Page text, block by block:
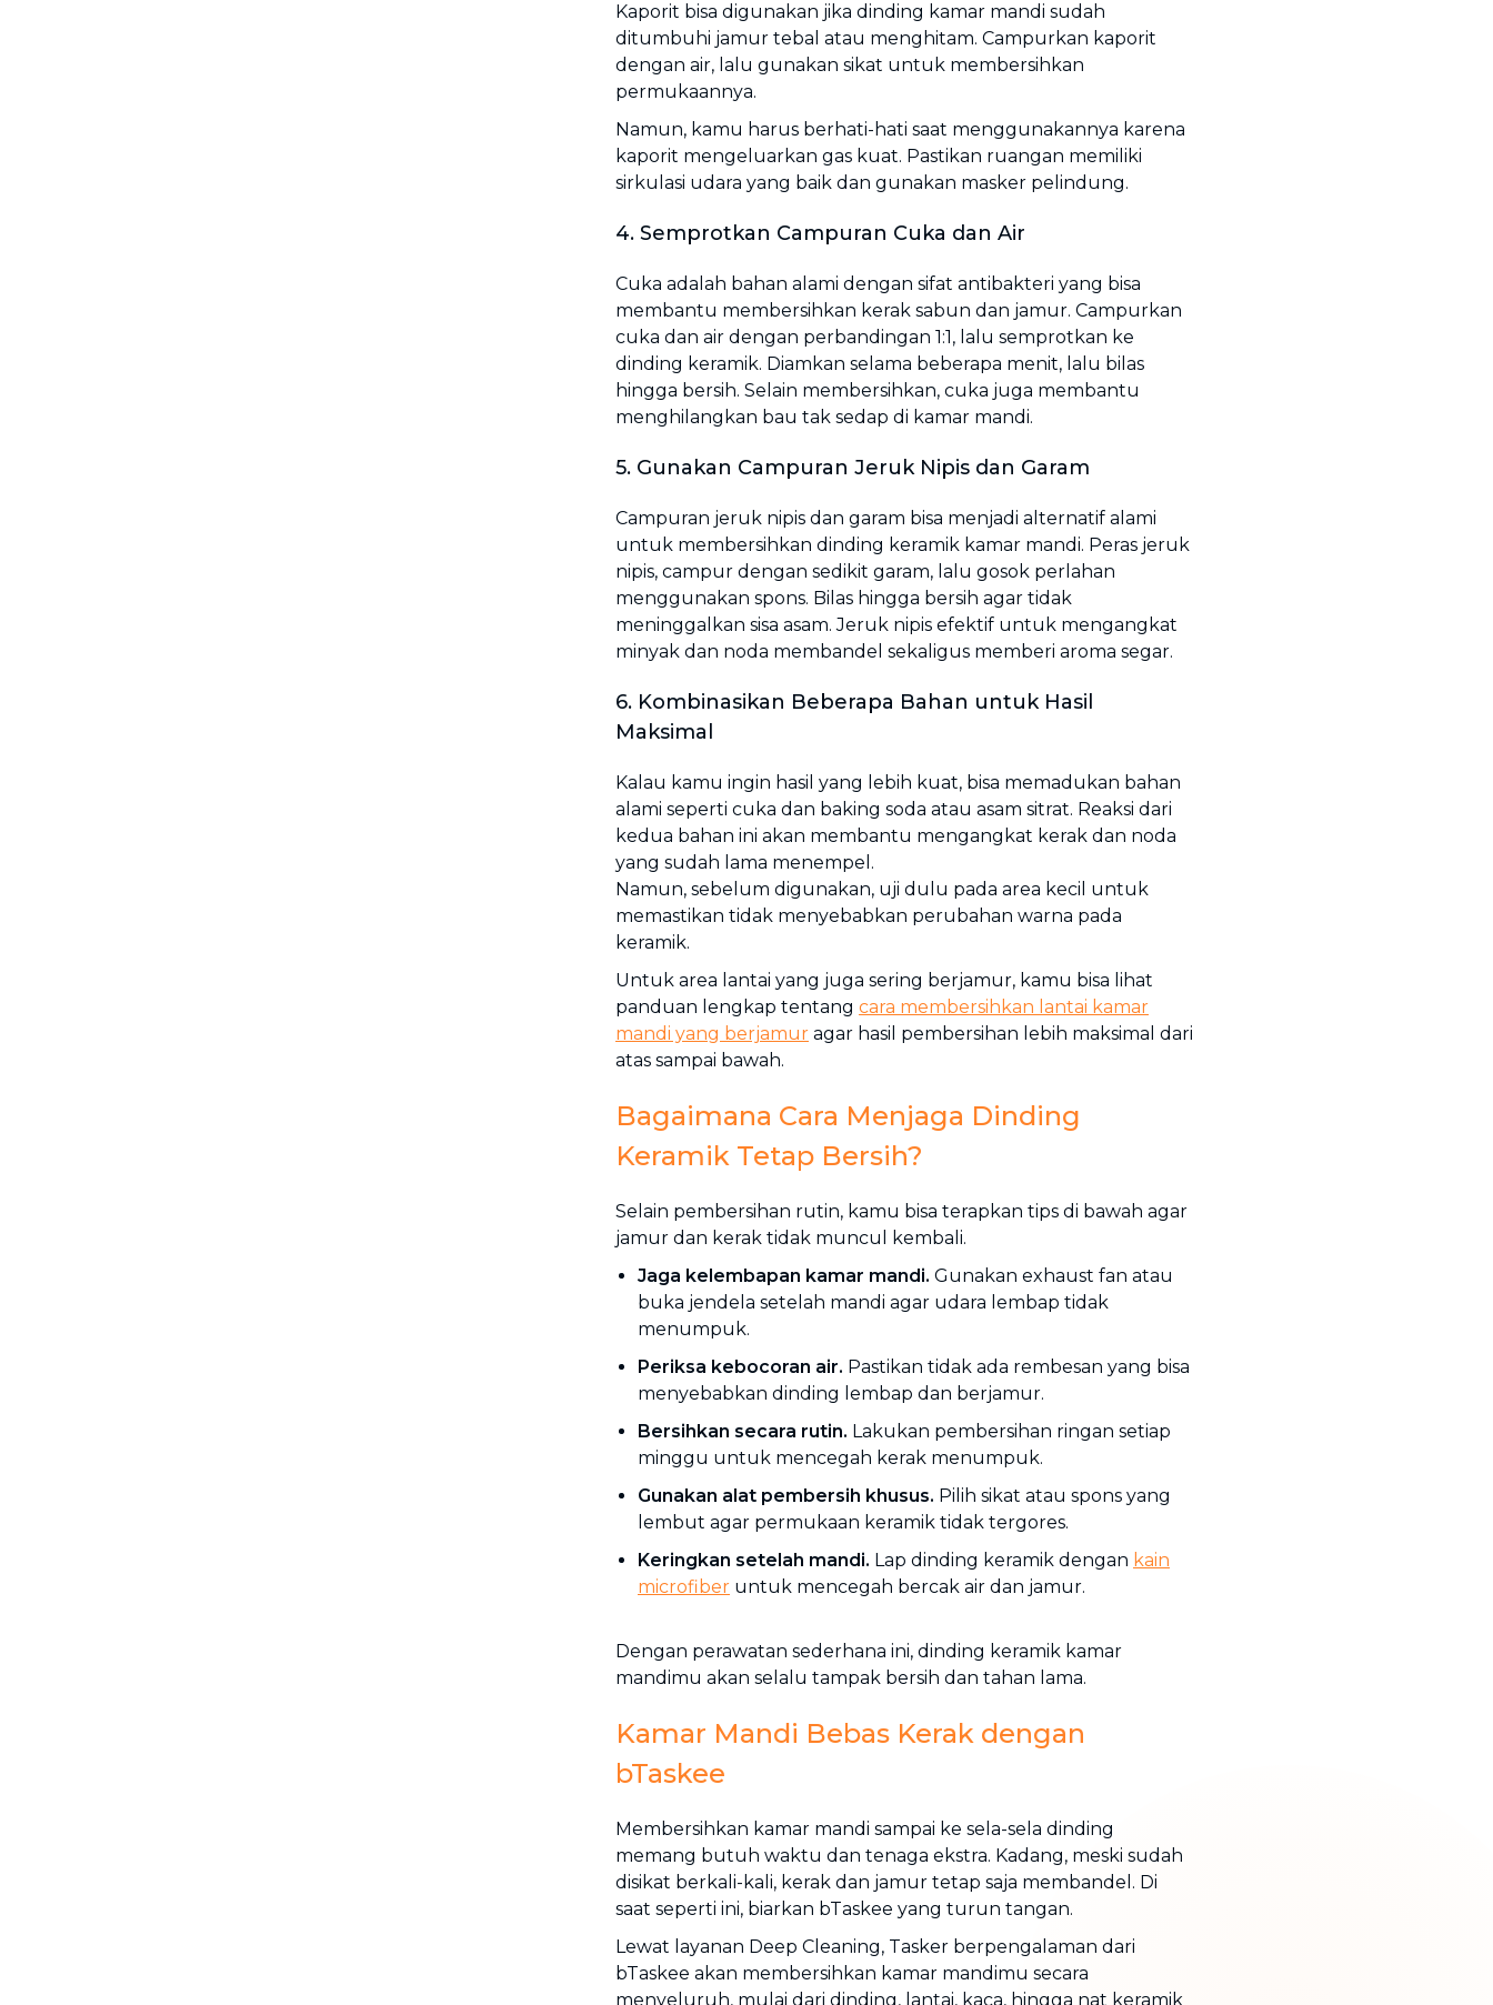
Kaporit bisa digunakan jika dinding kamar mandi sudah
ditumbuhi jamur tebal atau menghitam. Campurkan kaporit
dengan air, lalu gunakan sikat untuk membersihkan
permukaannya.
Namun, kamu harus berhati-hati saat menggunakannya karena
kaporit mengeluarkan gas kuat. Pastikan ruangan memiliki
sirkulasi udara yang baik dan gunakan masker pelindung.
4. Semprotkan Campuran Cuka dan Air
Cuka adalah bahan alami dengan sifat antibakteri yang bisa
membantu membersihkan kerak sabun dan jamur. Campurkan
cuka dan air dengan perbandingan 1:1, lalu semprotkan ke
dinding keramik. Diamkan selama beberapa menit, lalu bilas
hingga bersih. Selain membersihkan, cuka juga membantu
menghilangkan bau tak sedap di kamar mandi.
5. Gunakan Campuran Jeruk Nipis dan Garam
Campuran jeruk nipis dan garam bisa menjadi alternatif alami
untuk membersihkan dinding keramik kamar mandi. Peras jeruk
nipis, campur dengan sedikit garam, lalu gosok perlahan
menggunakan spons. Bilas hingga bersih agar tidak
meninggalkan sisa asam. Jeruk nipis efektif untuk mengangkat
minyak dan noda membandel sekaligus memberi aroma segar.
6. Kombinasikan Beberapa Bahan untuk Hasil
Maksimal
Kalau kamu ingin hasil yang lebih kuat, bisa memadukan bahan
alami seperti cuka dan baking soda atau asam sitrat. Reaksi dari
kedua bahan ini akan membantu mengangkat kerak dan noda
yang sudah lama menempel.
Namun, sebelum digunakan, uji dulu pada area kecil untuk
memastikan tidak menyebabkan perubahan warna pada
keramik.
Untuk area lantai yang juga sering berjamur, kamu bisa lihat
panduan lengkap tentang cara membersihkan lantai kamar
mandi yang berjamur agar hasil pembersihan lebih maksimal dari
atas sampai bawah.
Bagaimana Cara Menjaga Dinding
Keramik Tetap Bersih?
Selain pembersihan rutin, kamu bisa terapkan tips di bawah agar
jamur dan kerak tidak muncul kembali.
Jaga kelembapan kamar mandi. Gunakan exhaust fan atau
buka jendela setelah mandi agar udara lembap tidak
menumpuk.
Periksa kebocoran air. Pastikan tidak ada rembesan yang bisa
menyebabkan dinding lembap dan berjamur.
Bersihkan secara rutin. Lakukan pembersihan ringan setiap
minggu untuk mencegah kerak menumpuk.
Gunakan alat pembersih khusus. Pilih sikat atau spons yang
lembut agar permukaan keramik tidak tergores.
Keringkan setelah mandi. Lap dinding keramik dengan kain
microfiber untuk mencegah bercak air dan jamur.
Dengan perawatan sederhana ini, dinding keramik kamar
mandimu akan selalu tampak bersih dan tahan lama.
Kamar Mandi Bebas Kerak dengan
bTaskee
Membersihkan kamar mandi sampai ke sela-sela dinding
memang butuh waktu dan tenaga ekstra. Kadang, meski sudah
disikat berkali-kali, kerak dan jamur tetap saja membandel. Di
saat seperti ini, biarkan bTaskee yang turun tangan.
Lewat layanan Deep Cleaning, Tasker berpengalaman dari
bTaskee akan membersihkan kamar mandimu secara
menyeluruh, mulai dari dinding, lantai, kaca, hingga nat keramik